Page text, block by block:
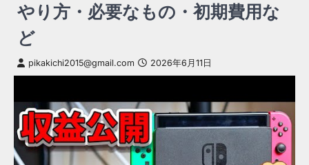
やり方・必要なもの・初期費用な
ど
pikakichi2015@gmail.com 2026年6月11日